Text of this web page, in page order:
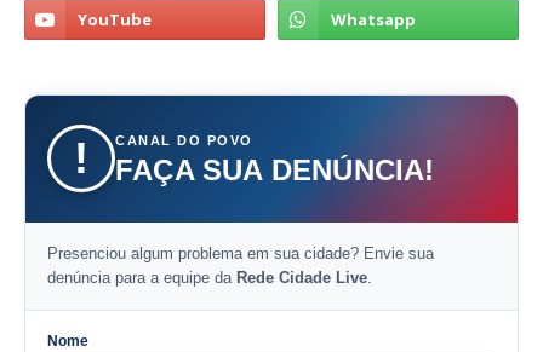
! CANAL DO POVO
FAÇA SUA DENÚNCIA!
Presenciou algum problema em sua cidade? Envie sua
denúncia para a equipe da Rede Cidade Live
Nome